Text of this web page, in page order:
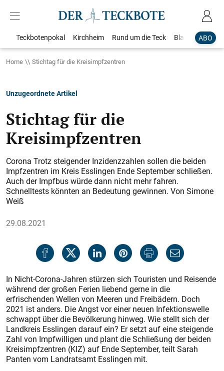
ABO
Teckbotenpokal Kirchheim Rund um die Teck Blaulicht
Home Stichtag für die Kreisimpfzentren
Unzugeordnete Artikel
Stichtag für die
Kreisimpfzentren
Corona Trotz steigender Inzidenzzahlen sollen die beiden
Impfzentren im Kreis Esslingen Ende September schließen.
Auch der Impfbus würde dann nicht mehr fahren.
Schnelltests könnten an Bedeutung gewinnen. Von Simone
Weiß
29.08.2021
In Nicht-Corona-Jahren stürzen sich Touristen und Reisende
während der großen Ferien liebend gerne in die
erfrischenden Wellen von Meeren und Freibädern. Doch
2021 ist anders. Die Angst vor einer neuen Infektionswelle
schwappt über die Bevölkerung hinweg. Wie stellt sich der
Landkreis Esslingen darauf ein? Er setzt auf eine steigende
Zahl von Impfwilligen und plant die Schließung der beiden
Kreisimpfzentren (KIZ) auf Ende September, teilt Sarah
Panten vom Landratsamt Esslingen mit.